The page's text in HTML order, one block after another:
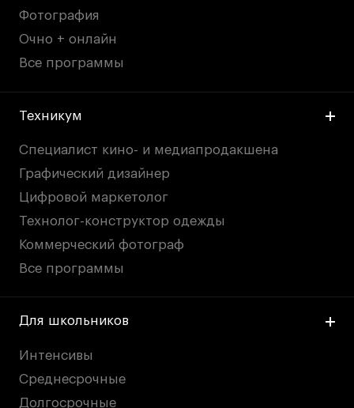
Фотография
Очно + онлайн
Все программы
Техникум
Специалист кино- и медиапродакшена
Графический дизайнер
Цифровой маркетолог
Технолог-конструктор одежды
Коммерческий фотограф
Все программы
Для школьников
Интенсивы
Среднесрочные
Долгосрочные